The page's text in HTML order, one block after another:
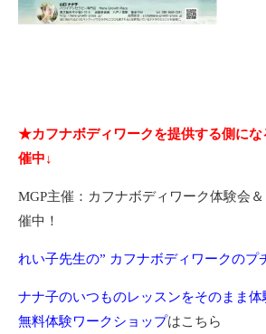
★カフナボディワークを提供する側にな
催中↓
MGP主催：カフナボディワーク体験会
催中！
れい子先生の” カフナボディワークのプ
ナナ子のいつものレッスンをそのまま体
無料体験ワークショップはこちら